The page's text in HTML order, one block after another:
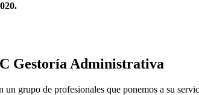
Gestoría Administrativa
un grupo de profesionales que ponemos a su